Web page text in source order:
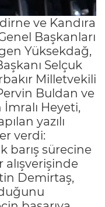
ve Kandıra
Başkanları
Yüksekdağ,
Selçuk
Milletvekili
Buldan ve
Heyeti,
yazılı
verdi:
barış sürecine
alışverişinde
Demirtaş,